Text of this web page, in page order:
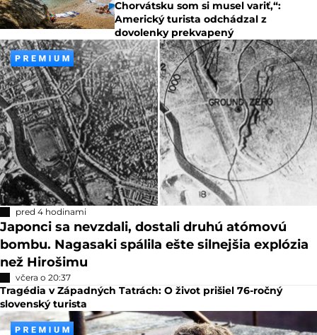
Chorvátsku som si musel variť,“:
Americký turista odchádzal z
dovolenky prekvapený
pred 4 hodinami
Japonci sa nevzdali, dostali druhú atómovú
bombu. Nagasaki spálila ešte silnejšia explózia
než Hirošimu
včera o 20:37
Tragédia v Západných Tatrách: O život prišiel 76-ročný
slovenský turista